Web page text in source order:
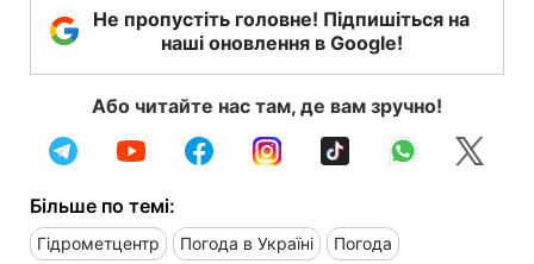
Не пропустіть головне! Підпишіться на
наші оновлення в Google!
Або читайте нас там, де вам зручно!
Більше по темі:
Гідрометцентр Погода в Україні Погода